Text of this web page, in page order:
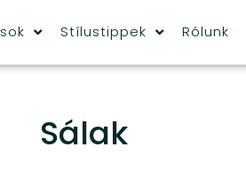
Stílustippek Rólunk
Sálak